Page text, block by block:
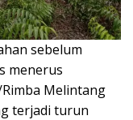
sebelum
menerus
Melintang
terjadi turun